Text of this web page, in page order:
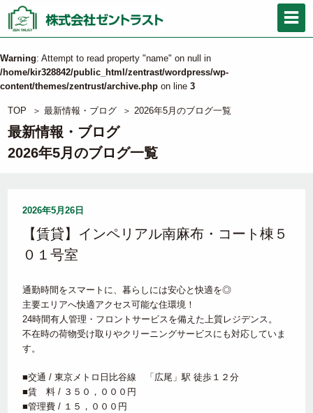
Warning: Attempt to read property "name" on null in
/home/kir328842/public_html/zentrast/wordpress/wp-
content/themes/zentrust/archive.php on line 3
TOP ＞ 最新情報・ブログ ＞ 2026年5月のブログ一覧
最新情報・ブログ
2026年5月のブログ一覧
2026年5月26日
【賃貸】インペリアル南麻布・コート棟５
０１号室
通勤時間をスマートに、暮らしには安心と快適を◎
主要エリアへ快適アクセス可能な住環境！
24時間有人管理・フロントサービスを備えた上質レジデンス。
不在時の荷物受け取りやクリーニングサービスにも対応していま
す。
■交通 / 東京メトロ日比谷線 「広尾」駅 徒歩１２分
■賃 料 / ３５０，０００円
■管理費 / １５，０００円